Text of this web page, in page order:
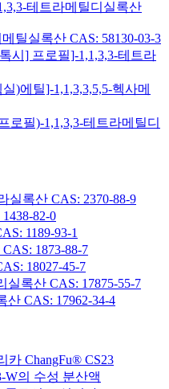
테트라메틸디실록산
틸실록산 CAS: 58130-03-3
시] 프로필]-1,1,3,3-테트라
)에틸]-1,1,3,3,5,5-헥사메
로필)-1,1,3,3-테트라메틸디
실록산 CAS: 2370-88-9
82-0
1189-93-1
1873-88-7
18027-45-7
실록산 CAS: 17875-55-7
산 CAS: 17962-34-4
카 ChangFu® CS23
W의 수성 분산액